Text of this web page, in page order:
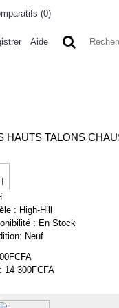
(0)
Aide
: High-Hill
: En Stock
Neuf
14 300FCFA